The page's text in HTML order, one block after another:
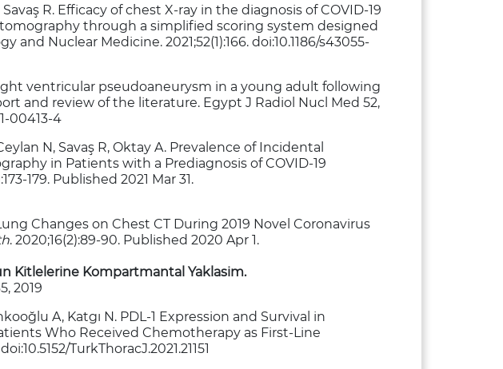
R. Efficacy of chest X-ray in the diagnosis of COVID-19
through a simplified scoring system designed
Nuclear Medicine. 2021;52(1):166. doi:10.1186/s43055-
ventricular pseudoaneurysm in a young adult following
and review of the literature. Egypt J Radiol Nucl Med 52,
00413-4
N, Savaş R, Oktay A. Prevalence of Incidental
in Patients with a Prediagnosis of COVID-19
179. Published 2021 Mar 31.
Changes on Chest CT During 2019 Novel Coronavirus
. 2020;16(2):89-90. Published 2020 Apr 1.
Kitlelerine Kompartmantal Yaklasim.
2019
A, Katgı N. PDL-1 Expression and Survival in
Who Received Chemotherapy as First-Line
TurkThoracJ.2021.21151